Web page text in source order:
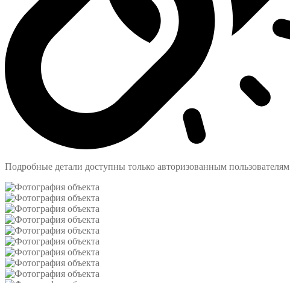
Подробные детали доступны только авторизованным пользователям